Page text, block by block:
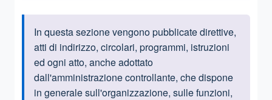
Informazioni introduttive
In questa sezione vengono pubblicate direttive,
atti di indirizzo, circolari, programmi, istruzioni
ed ogni atto, anche adottato
dall'amministrazione controllante, che dispone
in generale sull'organizzazione, sulle funzioni,